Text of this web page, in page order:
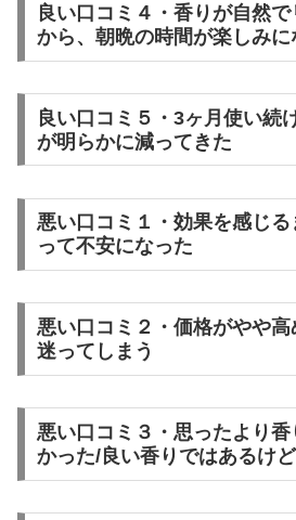
良い口コミ４・香りが自然
から、朝晩の時間が楽しみに
良い口コミ５・3ヶ月使い続
が明らかに減ってきた
悪い口コミ１・効果を感じ
って不安になった
悪い口コミ２・価格がやや
迷ってしまう
悪い口コミ３・思ったより
かった/良い香りではあるけど